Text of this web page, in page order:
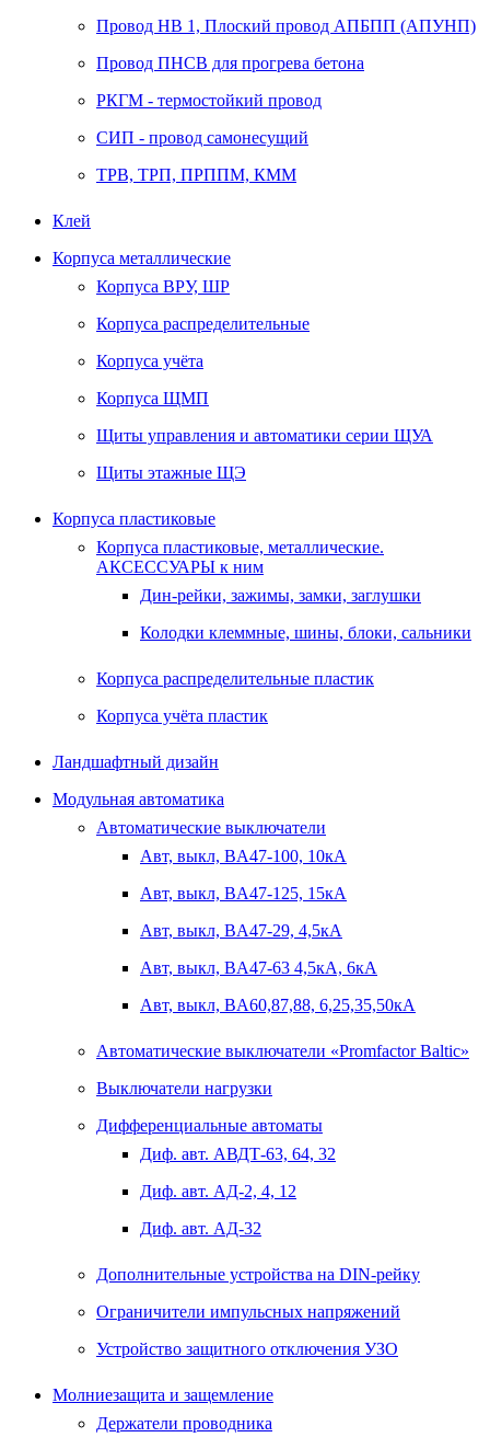
Провод НВ 1, Плоский провод АПБПП (АПУНП)
Провод ПНСВ для прогрева бетона
РКГМ - термостойкий провод
СИП - провод самонесущий
ТРВ, ТРП, ПРППМ, КММ
Клей
Корпуса металлические
Корпуса ВРУ, ШР
Корпуса распределительные
Корпуса учёта
Корпуса ЩМП
Щиты управления и автоматики серии ЩУА
Щиты этажные ЩЭ
Корпуса пластиковые
Корпуса пластиковые, металлические.
АКСЕССУАРЫ к ним
Дин-рейки, зажимы, замки, заглушки
Колодки клеммные, шины, блоки, сальники
Корпуса распределительные пластик
Корпуса учёта пластик
Ландшафтный дизайн
Модульная автоматика
Автоматические выключатели
Авт, выкл, BA47-100, 10кА
Авт, выкл, BA47-125, 15кА
Авт, выкл, BA47-29, 4,5кА
Авт, выкл, BA47-63 4,5кА, 6кА
Авт, выкл, BA60,87,88, 6,25,35,50кА
Автоматические выключатели «Promfactor Baltic»
Выключатели нагрузки
Дифференциальные автоматы
Диф. авт. АВДТ-63, 64, 32
Диф. авт. АД-2, 4, 12
Диф. авт. АД-32
Дополнительные устройства на DIN-рейку
Ограничители импульсных напряжений
Устройство защитного отключения УЗО
Молниезащита и защемление
Держатели проводника